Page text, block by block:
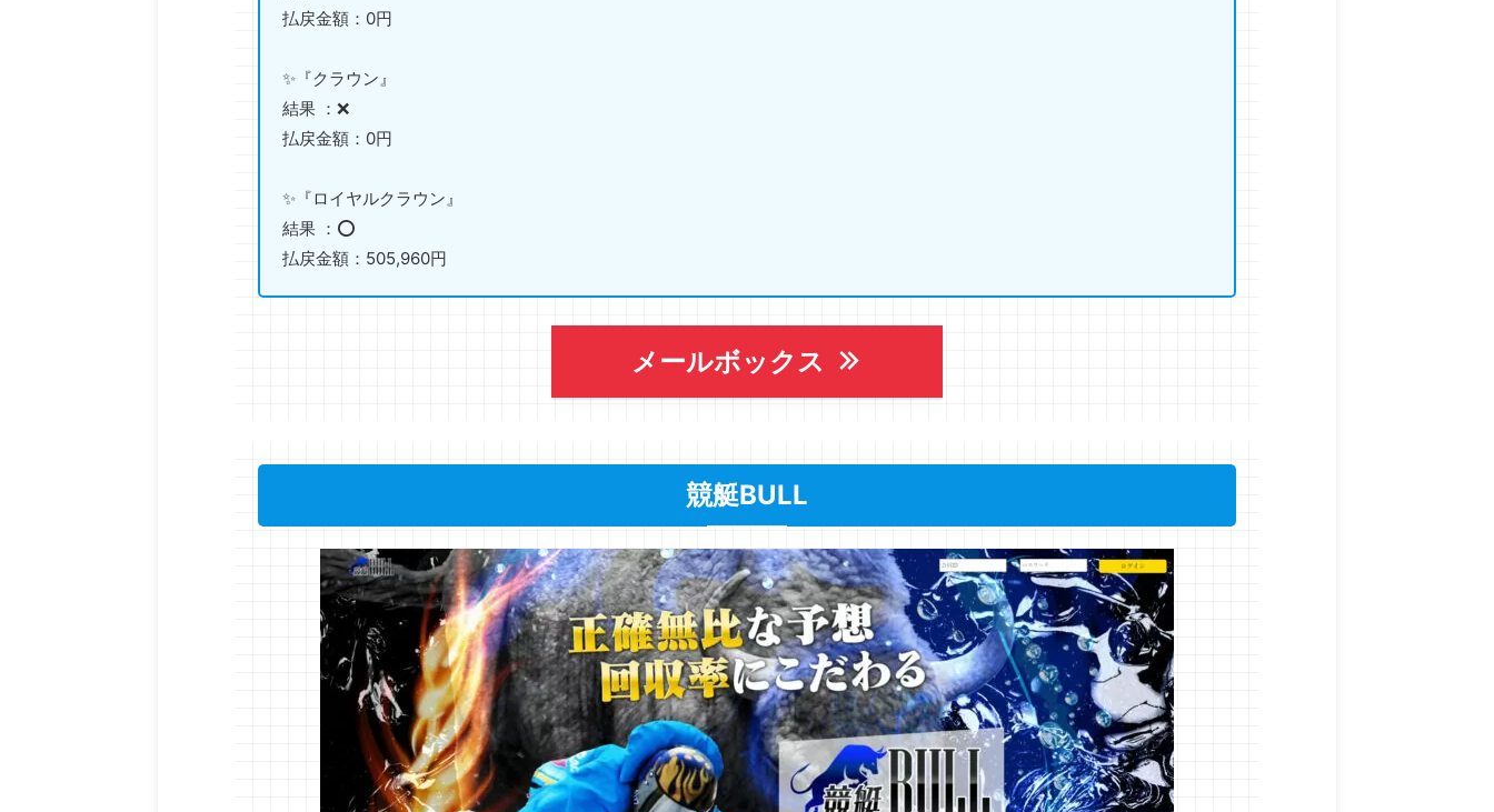
払戻金額：0円
✨『クラウン』
結果 ：❌
払戻金額：0円
✨『ロイヤルクラウン』
結果 ：⭕️
払戻金額：505,960円
メールボックス
競艇BULL